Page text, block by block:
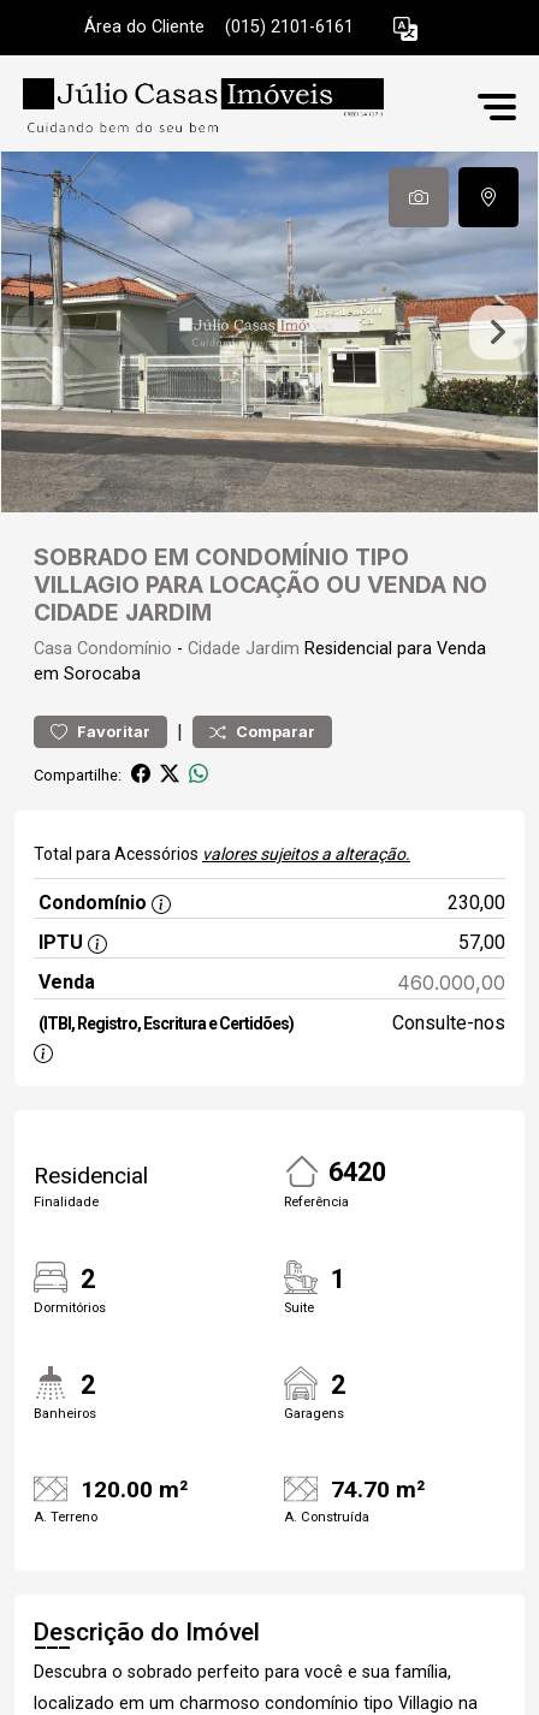
Área do Cliente (015) 2101-6161
SOBRADO EM CONDOMÍNIO TIPO
VILLAGIO PARA LOCAÇÃO OU VENDA NO
CIDADE JARDIM
Casa Condomínio - Cidade Jardim Residencial para Venda
em Sorocaba
Favoritar | Comparar
Compartilhe:
Total para Acessórios valores sujeitos a alteração.
Condomínio
230,00
IPTU
57,00
Venda
460.000,00
(ITBI, Registro, Escritura e Certidões) Consulte-nos
Residencial
Finalidade
6420
Referência
2
Dormitórios
1
Suite
2
Banheiros
2
Garagens
120.00 m²
A. Terreno
74.70 m²
A. Construída
Descrição do Imóvel
Descubra o sobrado perfeito para você e sua família,
localizado em um charmoso condomínio tipo Villagio na